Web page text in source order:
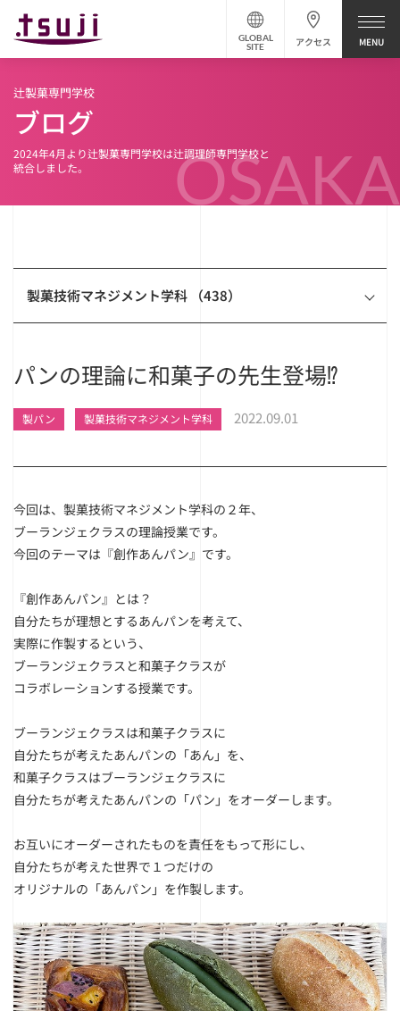
アクセス
GLOBAL
SITE
OSAKA
辻製菓専門学校
ブログ
2024年4月より辻製菓専門学校は辻調理師専門学校と
統合しました。
製菓技術マネジメント学科 （438）
パンの理論に和菓子の先生登場⁉
製パン 製菓技術マネジメント学科 2022.09.01
今回は、製菓技術マネジメント学科の２年、
ブーランジェクラスの理論授業です。
今回のテーマは『創作あんパン』です。
『創作あんパン』とは？
自分たちが理想とするあんパンを考えて、
実際に作製するという、
ブーランジェクラスと和菓子クラスが
コラボレーションする授業です。
ブーランジェクラスは和菓子クラスに
自分たちが考えたあんパンの「あん」を、
和菓子クラスはブーランジェクラスに
自分たちが考えたあんパンの「パン」をオーダーします。
お互いにオーダーされたものを責任をもって形にし、
自分たちが考えた世界で１つだけの
オリジナルの「あんパン」を作製します。